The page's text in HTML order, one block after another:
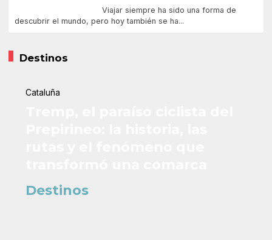
Viajar siempre ha sido una forma de
descubrir el mundo, pero hoy también se ha...
Destinos
Cataluña
Destinos